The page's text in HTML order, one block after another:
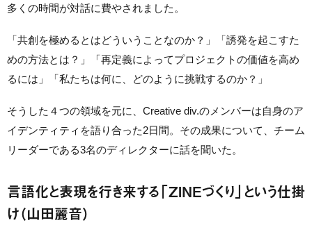
多くの時間が対話に費やされました。
「共創を極めるとはどういうことなのか？」「誘発を起こすた
めの方法とは？」「再定義によってプロジェクトの価値を高め
るには」「私たちは何に、どのように挑戦するのか？」
そうした４つの領域を元に、Creative div.のメンバーは自身のア
イデンティティを語り合った2日間。その成果について、チーム
リーダーである3名のディレクターに話を聞いた。
言語化と表現を行き来する「ZINEづくり」という仕掛
け（山田麗音）